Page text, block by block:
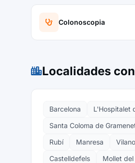
Colonoscopia
Localidades
Barcelona L'Hospitalet
Santa Coloma de
Rubí
Manresa
Castelldefels
Mollet del